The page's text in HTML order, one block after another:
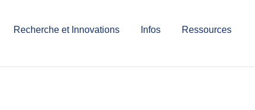
Recherche et Innovations Infos Ressources